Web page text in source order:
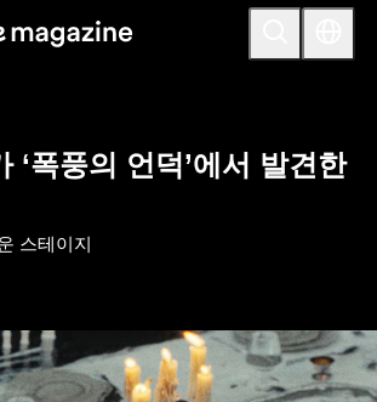
‘폭풍의 언덕’에서 발견한
스테이지